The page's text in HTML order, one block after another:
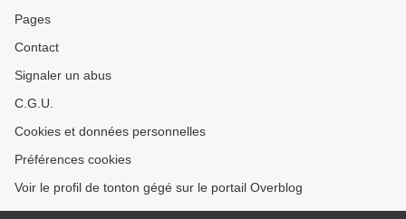
Pages
Contact
Signaler un abus
C.G.U.
Cookies et données personnelles
Préférences cookies
Voir le profil de tonton gégé sur le portail Overblog